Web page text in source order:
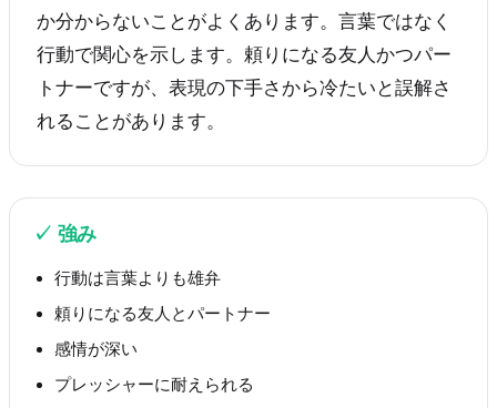
か分からないことがよくあります。言葉ではなく
行動で関心を示します。頼りになる友人かつパー
トナーですが、表現の下手さから冷たいと誤解さ
れることがあります。
✓ 強み
行動は言葉よりも雄弁
頼りになる友人とパートナー
感情が深い
プレッシャーに耐えられる